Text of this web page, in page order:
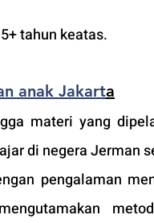
tahun keatas.
anak Jakarta
materi yang
di negera Jerman
pengalaman